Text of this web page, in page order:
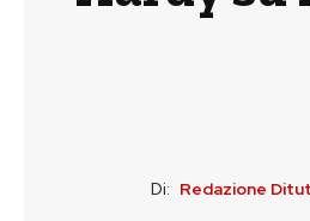
Di: Redazione